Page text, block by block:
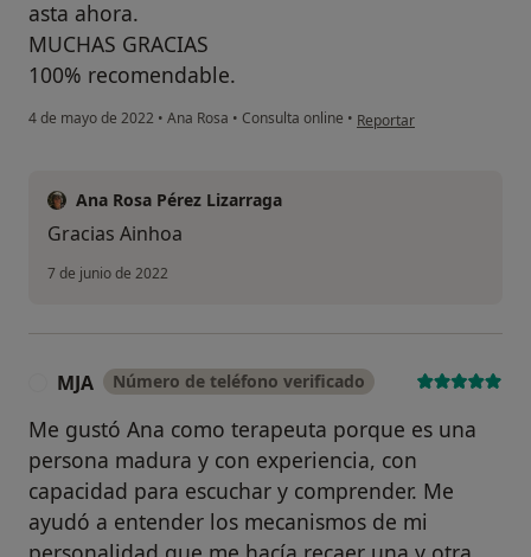
asta ahora.
MUCHAS GRACIAS
100% recomendable.
4 de mayo de 2022 • Ana Rosa • Consulta online • en opinión del usuario
Reportar
Ana Rosa Pérez Lizarraga
Gracias Ainhoa
7 de junio de 2022
MJA Número de teléfono verificado
Me gustó Ana como terapeuta porque es una
persona madura y con experiencia, con
capacidad para escuchar y comprender. Me
ayudó a entender los mecanismos de mi